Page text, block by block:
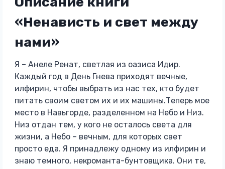
«Ненависть и свет между
нами»
Я – Анеле Ренат, светлая из оазиса Идир.
Каждый год в День Гнева приходят вечные,
илфирин, чтобы выбрать из нас тех, кто будет
питать своим светом их и их машины.Теперь мое
место в Навьгорде, разделенном на Небо и Низ.
Низ отдан тем, у кого не осталось света для
жизни, а Небо – вечным, для которых свет
просто еда. Я принадлежу одному из илфирин и
знаю темного, некроманта-бунтовщика. Они те,